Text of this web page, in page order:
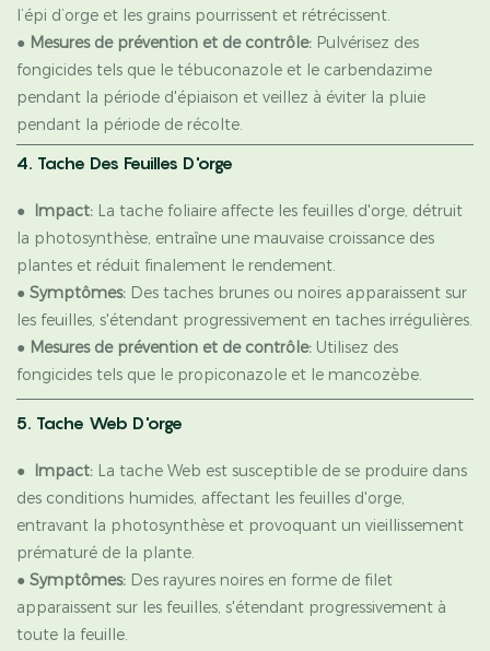
l’épi d’orge et les grains pourrissent et rétrécissent.
● Mesures de prévention et de contrôle: Pulvérisez des
fongicides tels que le tébuconazole et le carbendazime
pendant la période d'épiaison et veillez à éviter la pluie
pendant la période de récolte.
4. Tache Des Feuilles D'orge
● Impact: La tache foliaire affecte les feuilles d'orge, détruit
la photosynthèse, entraîne une mauvaise croissance des
plantes et réduit finalement le rendement.
● Symptômes: Des taches brunes ou noires apparaissent sur
les feuilles, s'étendant progressivement en taches irrégulières.
● Mesures de prévention et de contrôle: Utilisez des
fongicides tels que le propiconazole et le mancozèbe.
5. Tache Web D'orge
● Impact: La tache Web est susceptible de se produire dans
des conditions humides, affectant les feuilles d'orge,
entravant la photosynthèse et provoquant un vieillissement
prématuré de la plante.
● Symptômes: Des rayures noires en forme de filet
apparaissent sur les feuilles, s'étendant progressivement à
toute la feuille.